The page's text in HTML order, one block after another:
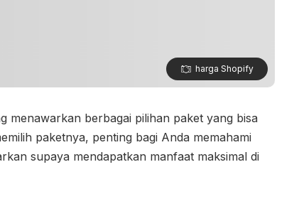
harga Shopify
menawarkan berbagai pilihan paket yang bisa
paketnya, penting bagi Anda memahami
supaya mendapatkan manfaat maksimal di